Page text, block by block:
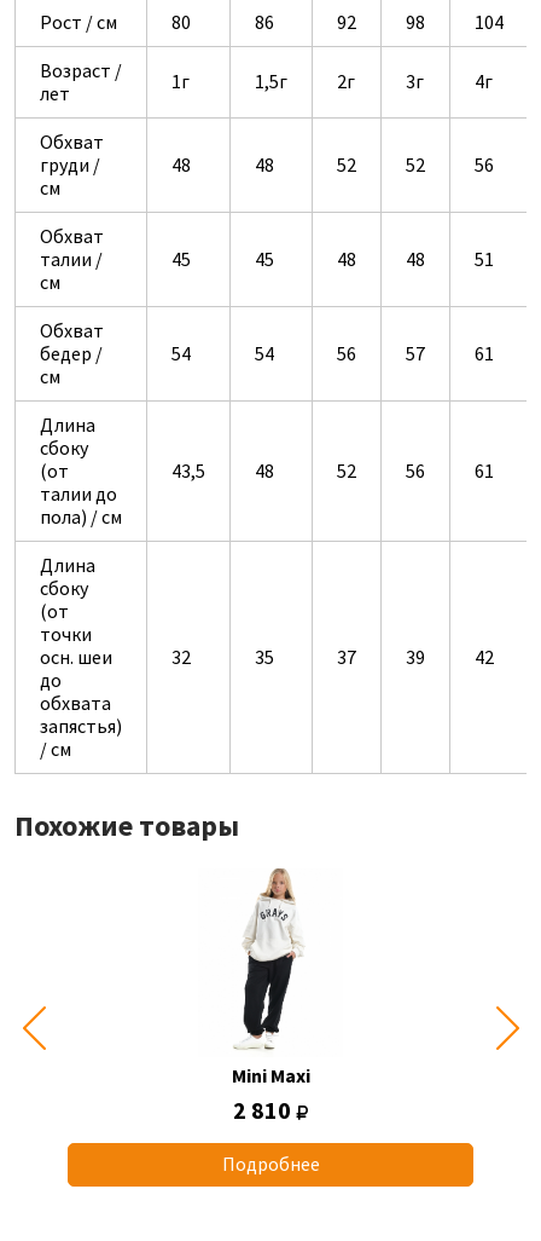
Рост / см 80 86 92 98
104
Возраст /
лет
1г 1,5г 2г 3г 4г
Обхват
груди /
см
48 48 52 52 56
Обхват
талии /
см
45 45 48 48 51
Обхват
бедер /
см
54 54 56 57 61
Длина
сбоку
(от
талии до
пола) / см
43,5 48 52 56 61
Длина
сбоку
(от
точки
осн. шеи
до
обхвата
запястья)
/ см
32 35 37 39 42
Похожие товары
Mini Maxi
2 810
Подробнее